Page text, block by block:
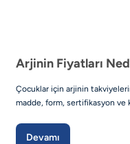
Çocuklar için arjinin
madde, form, sertifikasyon ve
Devamı